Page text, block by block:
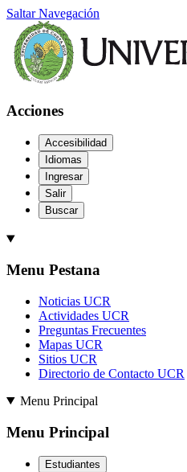
Saltar Navegación
Acciones
Accesibilidad
Idiomas
Ingresar
Salir
Buscar
Menu Pestana
Noticias UCR
Actividades UCR
Preguntas Frecuentes
Mapas UCR
Sitios UCR
Directorio de Contacto UCR
Menu Principal
Menu Principal
Estudiantes